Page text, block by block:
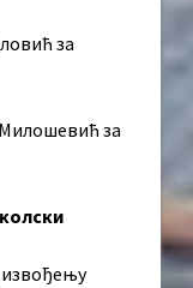
за
за
извођењу